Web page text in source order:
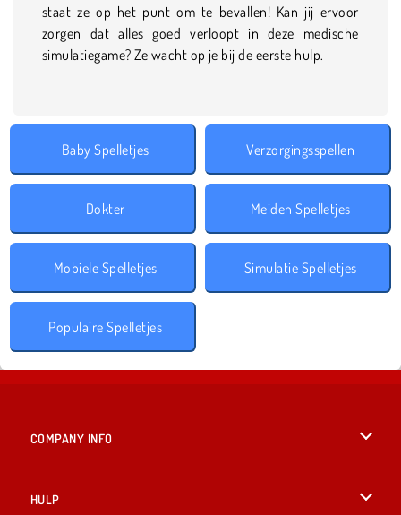
staat ze op het punt om te bevallen! Kan jij ervoor
zorgen dat alles goed verloopt in deze medische
simulatiegame? Ze wacht op je bij de eerste hulp.
Baby Spelletjes Verzorgingsspellen
Dokter Meiden Spelletjes
Mobiele Spelletjes Simulatie Spelletjes
Populaire Spelletjes
COMPANY INFO
HULP